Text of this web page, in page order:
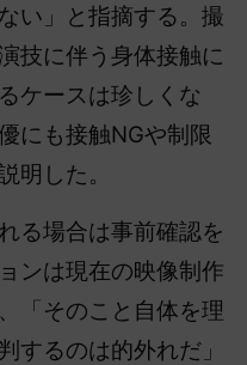
い」と指摘する。撮
技に伴う身体接触に
ケースは珍しくな
にも接触NGや制限
明した。
る場合は事前確認を
ンは現在の映像制作
「そのこと自体を理
するのは的外れだ」